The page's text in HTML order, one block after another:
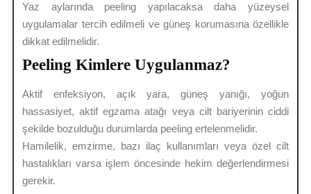
Yaz aylarında peeling yapılacaksa daha yüzeysel
uygulamalar tercih edilmeli ve güneş korumasına özellikle
dikkat edilmelidir.
Peeling Kimlere Uygulanmaz?
Aktif enfeksiyon, açık yara, güneş yanığı, yoğun
hassasiyet, aktif egzama atağı veya cilt bariyerinin ciddi
şekilde bozulduğu durumlarda peeling ertelenmelidir.
Hamilelik, emzirme, bazı ilaç kullanımları veya özel cilt
hastalıkları varsa işlem öncesinde hekim değerlendirmesi
gerekir.